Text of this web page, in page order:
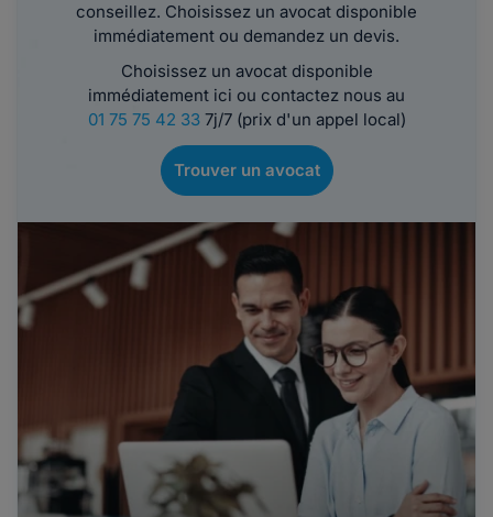
conseillez. Choisissez un avocat disponible
immédiatement ou demandez un devis.
Choisissez un avocat disponible
immédiatement ici ou contactez nous au
01 75 75 42 337j/7 (prix d'un appel local)
Trouver un avocat